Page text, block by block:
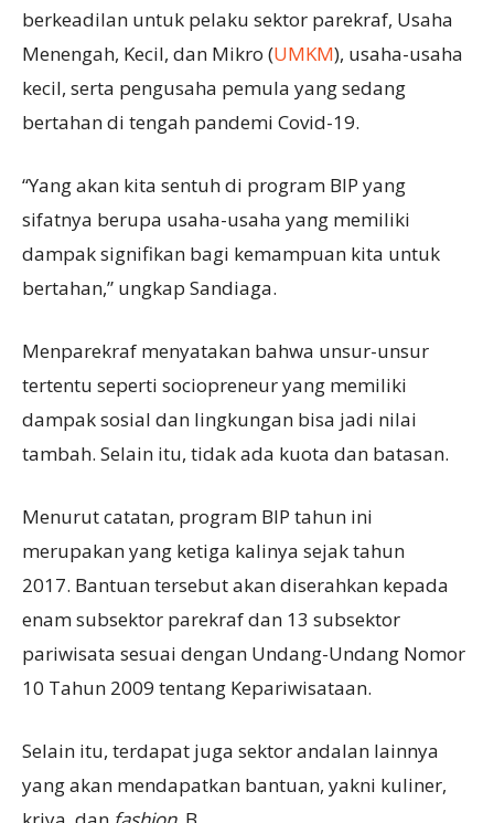
berkeadilan untuk pelaku sektor parekraf, Usaha
Menengah, Kecil, dan Mikro (UMKM), usaha-usaha
kecil, serta pengusaha pemula yang sedang
bertahan di tengah pandemi Covid-19.
“Yang akan kita sentuh di program BIP yang
sifatnya berupa usaha-usaha yang memiliki
dampak signifikan bagi kemampuan kita untuk
bertahan,” ungkap Sandiaga.
Menparekraf menyatakan bahwa unsur-unsur
tertentu seperti sociopreneur yang memiliki
dampak sosial dan lingkungan bisa jadi nilai
tambah. Selain itu, tidak ada kuota dan batasan.
Menurut catatan, program BIP tahun ini
merupakan yang ketiga kalinya sejak tahun
2017. Bantuan tersebut akan diserahkan kepada
enam subsektor parekraf dan 13 subsektor
pariwisata sesuai dengan Undang-Undang Nomor
10 Tahun 2009 tentang Kepariwisataan.
Selain itu, terdapat juga sektor andalan lainnya
yang akan mendapatkan bantuan, yakni kuliner,